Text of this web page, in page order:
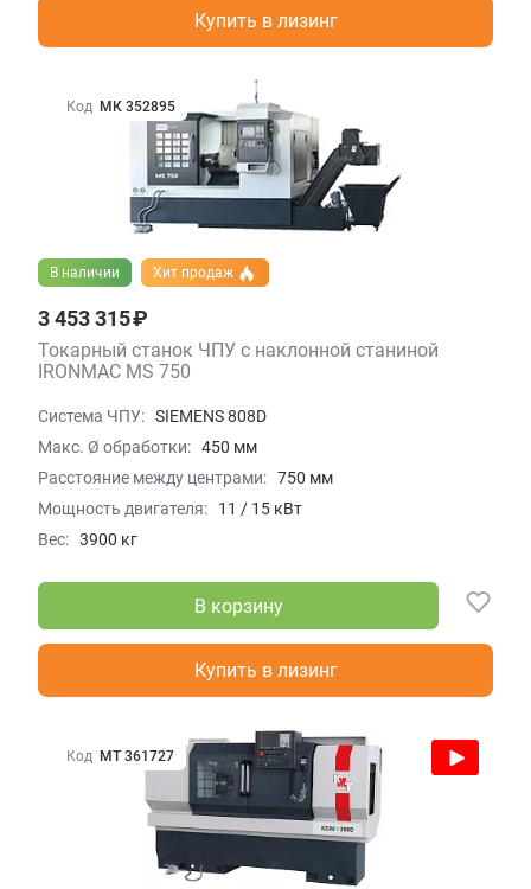
Купить в лизинг
В наличии Хит продаж
3 453 315 ₽
Токарный станок ЧПУ с наклонной станиной
IRONMAC MS 750
Система ЧПУ: SIEMENS 808D
Макс. Ø обработки: 450 мм
Расстояние между центрами: 750 мм
Мощность двигателя:
11 / 15 кВт
Вес: 3900 кг
В корзину
Купить в лизинг
Код МК 352895
Код МТ 361727